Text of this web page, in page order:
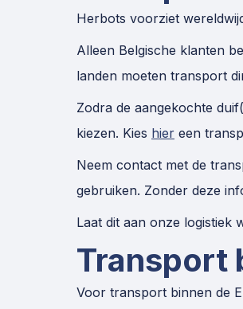
Herbots voorziet
Alleen Belgische klanten
landen moeten transport
Zodra de aangekochte
kiezen. Kies hier een
Neem contact met de
gebruiken. Zonder deze
Laat dit aan onze logistiek
Transport
Voor transport binnen de